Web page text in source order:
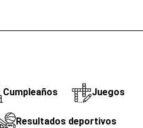
Cumpleaños Juegos
Resultados deportivos